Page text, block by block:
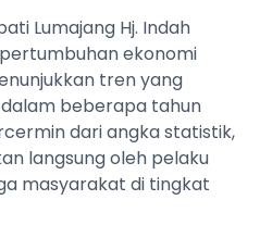
Lumajang Hj. Indah
ekonomi
tren yang
beberapa tahun
dari angka statistik,
langsung oleh pelaku
masyarakat di tingkat